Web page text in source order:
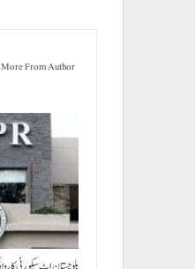
More From Author